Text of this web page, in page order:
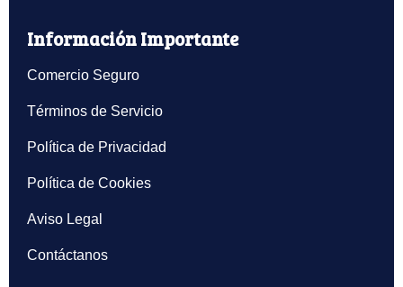
Información Importante
Comercio Seguro
Términos de Servicio
Política de Privacidad
Política de Cookies
Aviso Legal
Contáctanos